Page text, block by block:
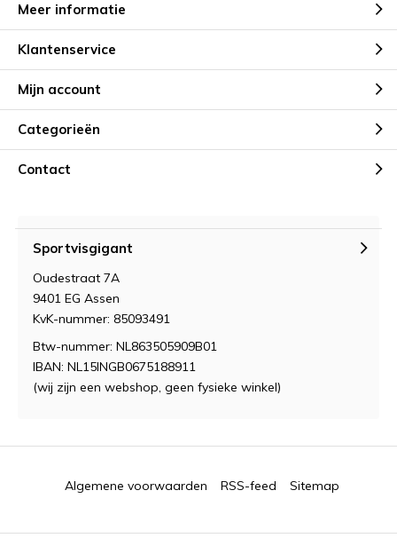
Meer informatie
Klantenservice
Mijn account
Categorieën
Contact
Sportvisgigant
Oudestraat 7A
9401 EG Assen
KvK-nummer: 85093491
Btw-nummer: NL863505909B01
IBAN: NL15INGB0675188911
(wij zijn een webshop, geen fysieke winkel)
Algemene voorwaarden RSS-feed Sitemap